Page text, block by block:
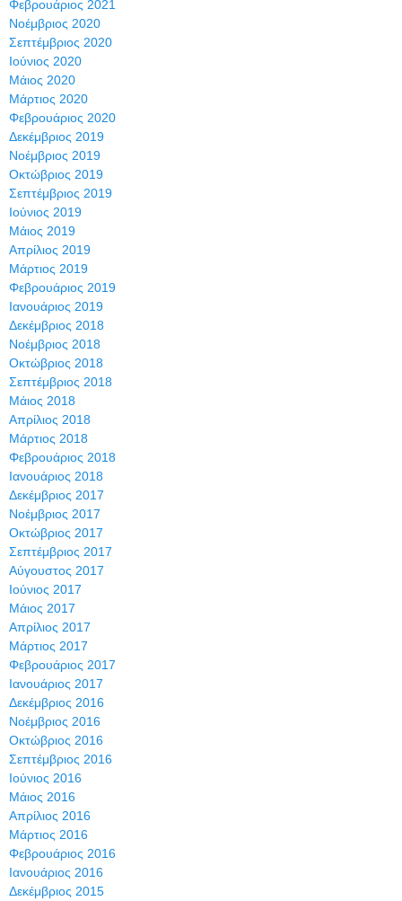
Φεβρουάριος 2021
Νοέμβριος 2020
Σεπτέμβριος 2020
Ιούνιος 2020
Μάιος 2020
Μάρτιος 2020
Φεβρουάριος 2020
Δεκέμβριος 2019
Νοέμβριος 2019
Οκτώβριος 2019
Σεπτέμβριος 2019
Ιούνιος 2019
Μάιος 2019
Απρίλιος 2019
Μάρτιος 2019
Φεβρουάριος 2019
Ιανουάριος 2019
Δεκέμβριος 2018
Νοέμβριος 2018
Οκτώβριος 2018
Σεπτέμβριος 2018
Μάιος 2018
Απρίλιος 2018
Μάρτιος 2018
Φεβρουάριος 2018
Ιανουάριος 2018
Δεκέμβριος 2017
Νοέμβριος 2017
Οκτώβριος 2017
Σεπτέμβριος 2017
Αύγουστος 2017
Ιούνιος 2017
Μάιος 2017
Απρίλιος 2017
Μάρτιος 2017
Φεβρουάριος 2017
Ιανουάριος 2017
Δεκέμβριος 2016
Νοέμβριος 2016
Οκτώβριος 2016
Σεπτέμβριος 2016
Ιούνιος 2016
Μάιος 2016
Απρίλιος 2016
Μάρτιος 2016
Φεβρουάριος 2016
Ιανουάριος 2016
Δεκέμβριος 2015